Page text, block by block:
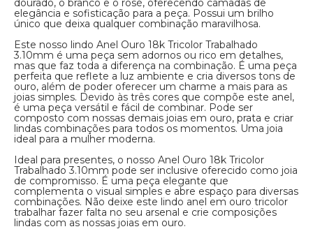
dourado, o branco e o rosé, oferecendo camadas de
elegância e sofisticação para a peça. Possui um brilho
único que deixa qualquer combinação maravilhosa.
Este nosso lindo Anel Ouro 18k Tricolor Trabalhado
3.10mm é uma peça sem adornos ou rico em detalhes,
mas que faz toda a diferença na combinação. É uma peça
perfeita que reflete a luz ambiente e cria diversos tons de
ouro, além de poder oferecer um charme a mais para as
joias simples. Devido às três cores que compõe este anel,
é uma peça versátil e fácil de combinar. Pode ser
composto com nossas demais joias em ouro, prata e criar
lindas combinações para todos os momentos. Uma joia
ideal para a mulher moderna.
Ideal para presentes, o nosso Anel Ouro 18k Tricolor
Trabalhado 3.10mm pode ser inclusive oferecido como joia
de compromisso. É uma peça elegante que
complementa o visual simples e abre espaço para diversas
combinações. Não deixe este lindo anel em ouro tricolor
trabalhar fazer falta no seu arsenal e crie composições
lindas com as nossas joias em ouro.